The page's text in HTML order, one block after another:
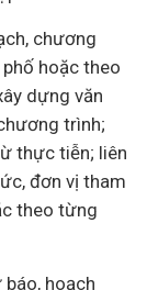
chương
hoặc theo
dựng văn
trình;
thực tiễn; liên
đơn vị tham
theo từng
hoạch